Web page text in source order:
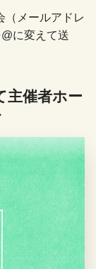
（メールアドレ
に変えて送
主催者ホー